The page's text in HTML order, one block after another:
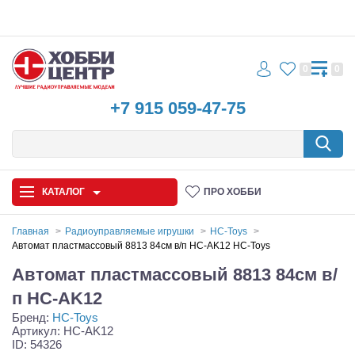
+7 915 059-47-75
0 0
КАТАЛОГ ПРО ХОББИ
Запчасти и аксессуары
Игрушки
Главная Радиоуправляемые игрушки
HC-Toys
Автомат пластмассовый 8813 84см в/п HC-AK12 HC-Toys
Автомат пластмассовый 8813 84см в/
п HC-AK12
Бренд: HC-Toys
Артикул: HC-AK12
ID: 54326